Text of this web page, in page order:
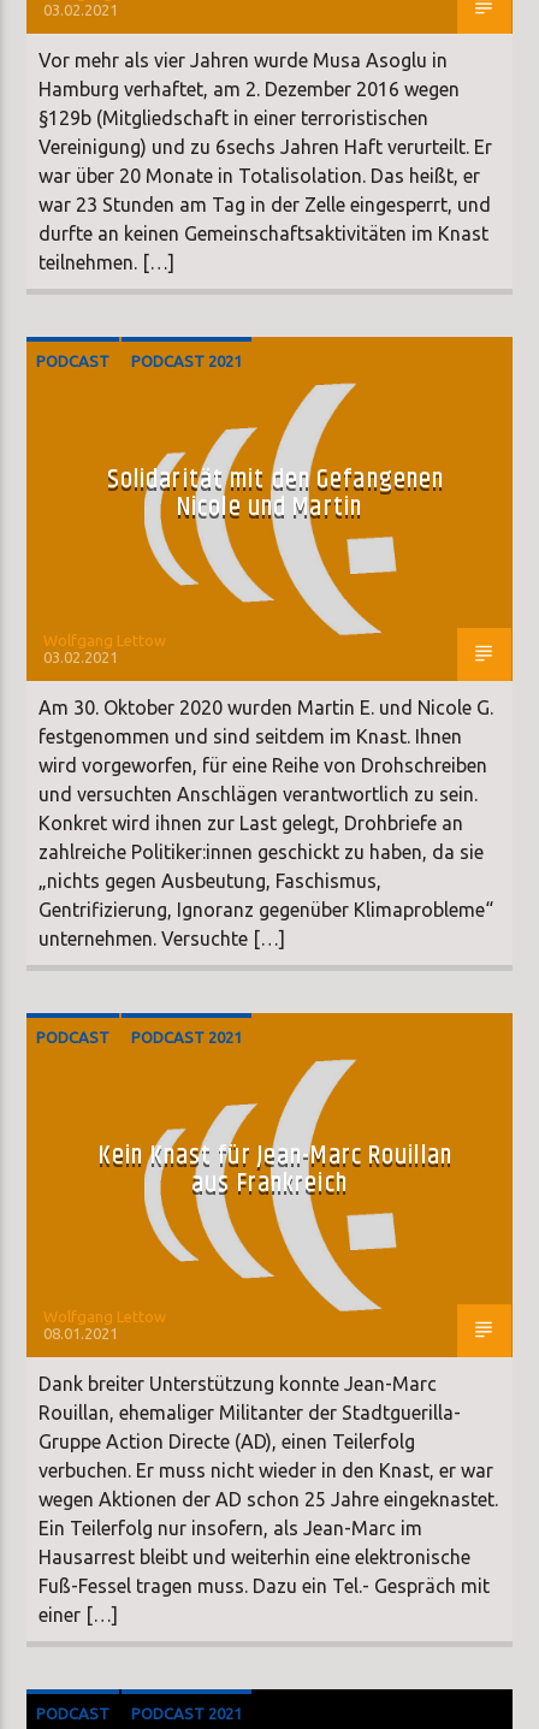
03.02.2021
Vor mehr als vier Jahren wurde Musa Asoglu in
Hamburg verhaftet, am 2. Dezember 2016 wegen
§129b (Mitgliedschaft in einer terroristischen
Vereinigung) und zu 6sechs Jahren Haft verurteilt. Er
war über 20 Monate in Totalisolation. Das heißt, er
war 23 Stunden am Tag in der Zelle eingesperrt, und
durfte an keinen Gemeinschaftsaktivitäten im Knast
teilnehmen. […]
PODCAST PODCAST 2021
Solidarität mit den Gefangenen
Nicole und Martin
Wolfgang Lettow
03.02.2021
Am 30. Oktober 2020 wurden Martin E. und Nicole G.
festgenommen und sind seitdem im Knast. Ihnen
wird vorgeworfen, für eine Reihe von Drohschreiben
und versuchten Anschlägen verantwortlich zu sein.
Konkret wird ihnen zur Last gelegt, Drohbriefe an
zahlreiche Politiker:innen geschickt zu haben, da sie
„nichts gegen Ausbeutung, Faschismus,
Gentrifizierung, Ignoranz gegenüber Klimaprobleme“
unternehmen. Versuchte […]
PODCAST PODCAST 2021
Kein Knast für Jean-Marc Rouillan
aus Frankreich
Wolfgang Lettow
08.01.2021
Dank breiter Unterstützung konnte Jean-Marc
Rouillan, ehemaliger Militanter der Stadtguerilla-
Gruppe Action Directe (AD), einen Teilerfolg
verbuchen. Er muss nicht wieder in den Knast, er war
wegen Aktionen der AD schon 25 Jahre eingeknastet.
Ein Teilerfolg nur insofern, als Jean-Marc im
Hausarrest bleibt und weiterhin eine elektronische
Fuß-Fessel tragen muss. Dazu ein Tel.- Gespräch mit
einer […]
PODCAST PODCAST 2021